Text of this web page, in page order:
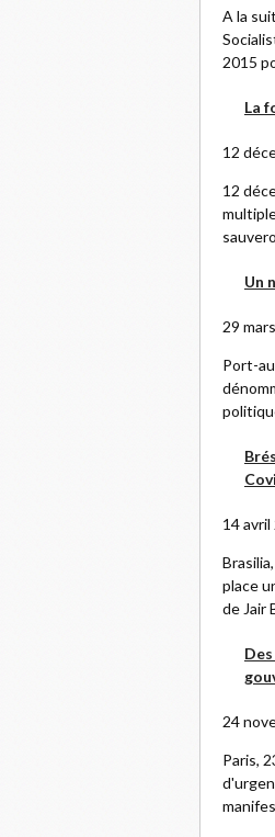
A la
2015
La
12
12
Un
29
Port-
14 avril
place
de Jair
24
Paris,